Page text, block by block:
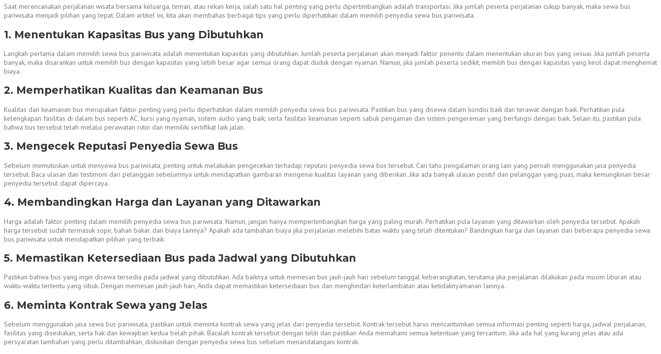
Saat merencanakan perjalanan wisata bersama keluarga, teman, atau rekan kerja, salah satu hal penting yang perlu dipertimbangkan adalah transportasi. Jika jumlah peserta perjalanan cukup banyak, maka sewa bus
pariwisata menjadi pilihan yang tepat. Dalam artikel ini, kita akan membahas berbagai tips yang perlu diperhatikan dalam memilih penyedia sewa bus pariwisata.
1. Menentukan Kapasitas Bus yang Dibutuhkan
Langkah pertama dalam memilih sewa bus pariwisata adalah menentukan kapasitas yang dibutuhkan. Jumlah peserta perjalanan akan menjadi faktor penentu dalam menentukan ukuran bus yang sesuai. Jika jumlah peserta
banyak, maka disarankan untuk memilih bus dengan kapasitas yang lebih besar agar semua orang dapat duduk dengan nyaman. Namun, jika jumlah peserta sedikit, memilih bus dengan kapasitas yang kecil dapat menghemat
biaya.
2. Memperhatikan Kualitas dan Keamanan Bus
Kualitas dan keamanan bus merupakan faktor penting yang perlu diperhatikan dalam memilih penyedia sewa bus pariwisata. Pastikan bus yang disewa dalam kondisi baik dan terawat dengan baik. Perhatikan pula
kelengkapan fasilitas di dalam bus seperti AC, kursi yang nyaman, sistem audio yang baik, serta fasilitas keamanan seperti sabuk pengaman dan sistem pengereman yang berfungsi dengan baik. Selain itu, pastikan pula
bahwa bus tersebut telah melalui perawatan rutin dan memiliki sertifikat laik jalan.
3. Mengecek Reputasi Penyedia Sewa Bus
Sebelum memutuskan untuk menyewa bus pariwisata, penting untuk melakukan pengecekan terhadap reputasi penyedia sewa bus tersebut. Cari tahu pengalaman orang lain yang pernah menggunakan jasa penyedia
tersebut. Baca ulasan dan testimoni dari pelanggan sebelumnya untuk mendapatkan gambaran mengenai kualitas layanan yang diberikan. Jika ada banyak ulasan positif dan pelanggan yang puas, maka kemungkinan besar
penyedia tersebut dapat dipercaya.
4. Membandingkan Harga dan Layanan yang Ditawarkan
Harga adalah faktor penting dalam memilih penyedia sewa bus pariwisata. Namun, jangan hanya mempertimbangkan harga yang paling murah. Perhatikan pula layanan yang ditawarkan oleh penyedia tersebut. Apakah
harga tersebut sudah termasuk sopir, bahan bakar, dan biaya lainnya? Apakah ada tambahan biaya jika perjalanan melebihi batas waktu yang telah ditentukan? Bandingkan harga dan layanan dari beberapa penyedia sewa
bus pariwisata untuk mendapatkan pilihan yang terbaik.
5. Memastikan Ketersediaan Bus pada Jadwal yang Dibutuhkan
Pastikan bahwa bus yang ingin disewa tersedia pada jadwal yang dibutuhkan. Ada baiknya untuk memesan bus jauh-jauh hari sebelum tanggal keberangkatan, terutama jika perjalanan dilakukan pada musim liburan atau
waktu-waktu tertentu yang sibuk. Dengan memesan jauh-jauh hari, Anda dapat memastikan ketersediaan bus dan menghindari keterlambatan atau ketidaknyamanan lainnya.
6. Meminta Kontrak Sewa yang Jelas
Sebelum menggunakan jasa sewa bus pariwisata, pastikan untuk meminta kontrak sewa yang jelas dari penyedia tersebut. Kontrak tersebut harus mencantumkan semua informasi penting seperti harga, jadwal perjalanan,
fasilitas yang disediakan, serta hak dan kewajiban kedua belah pihak. Bacalah kontrak tersebut dengan teliti dan pastikan Anda memahami semua ketentuan yang tercantum. Jika ada hal yang kurang jelas atau ada
persyaratan tambahan yang perlu ditambahkan, diskusikan dengan penyedia sewa bus sebelum menandatangani kontrak.